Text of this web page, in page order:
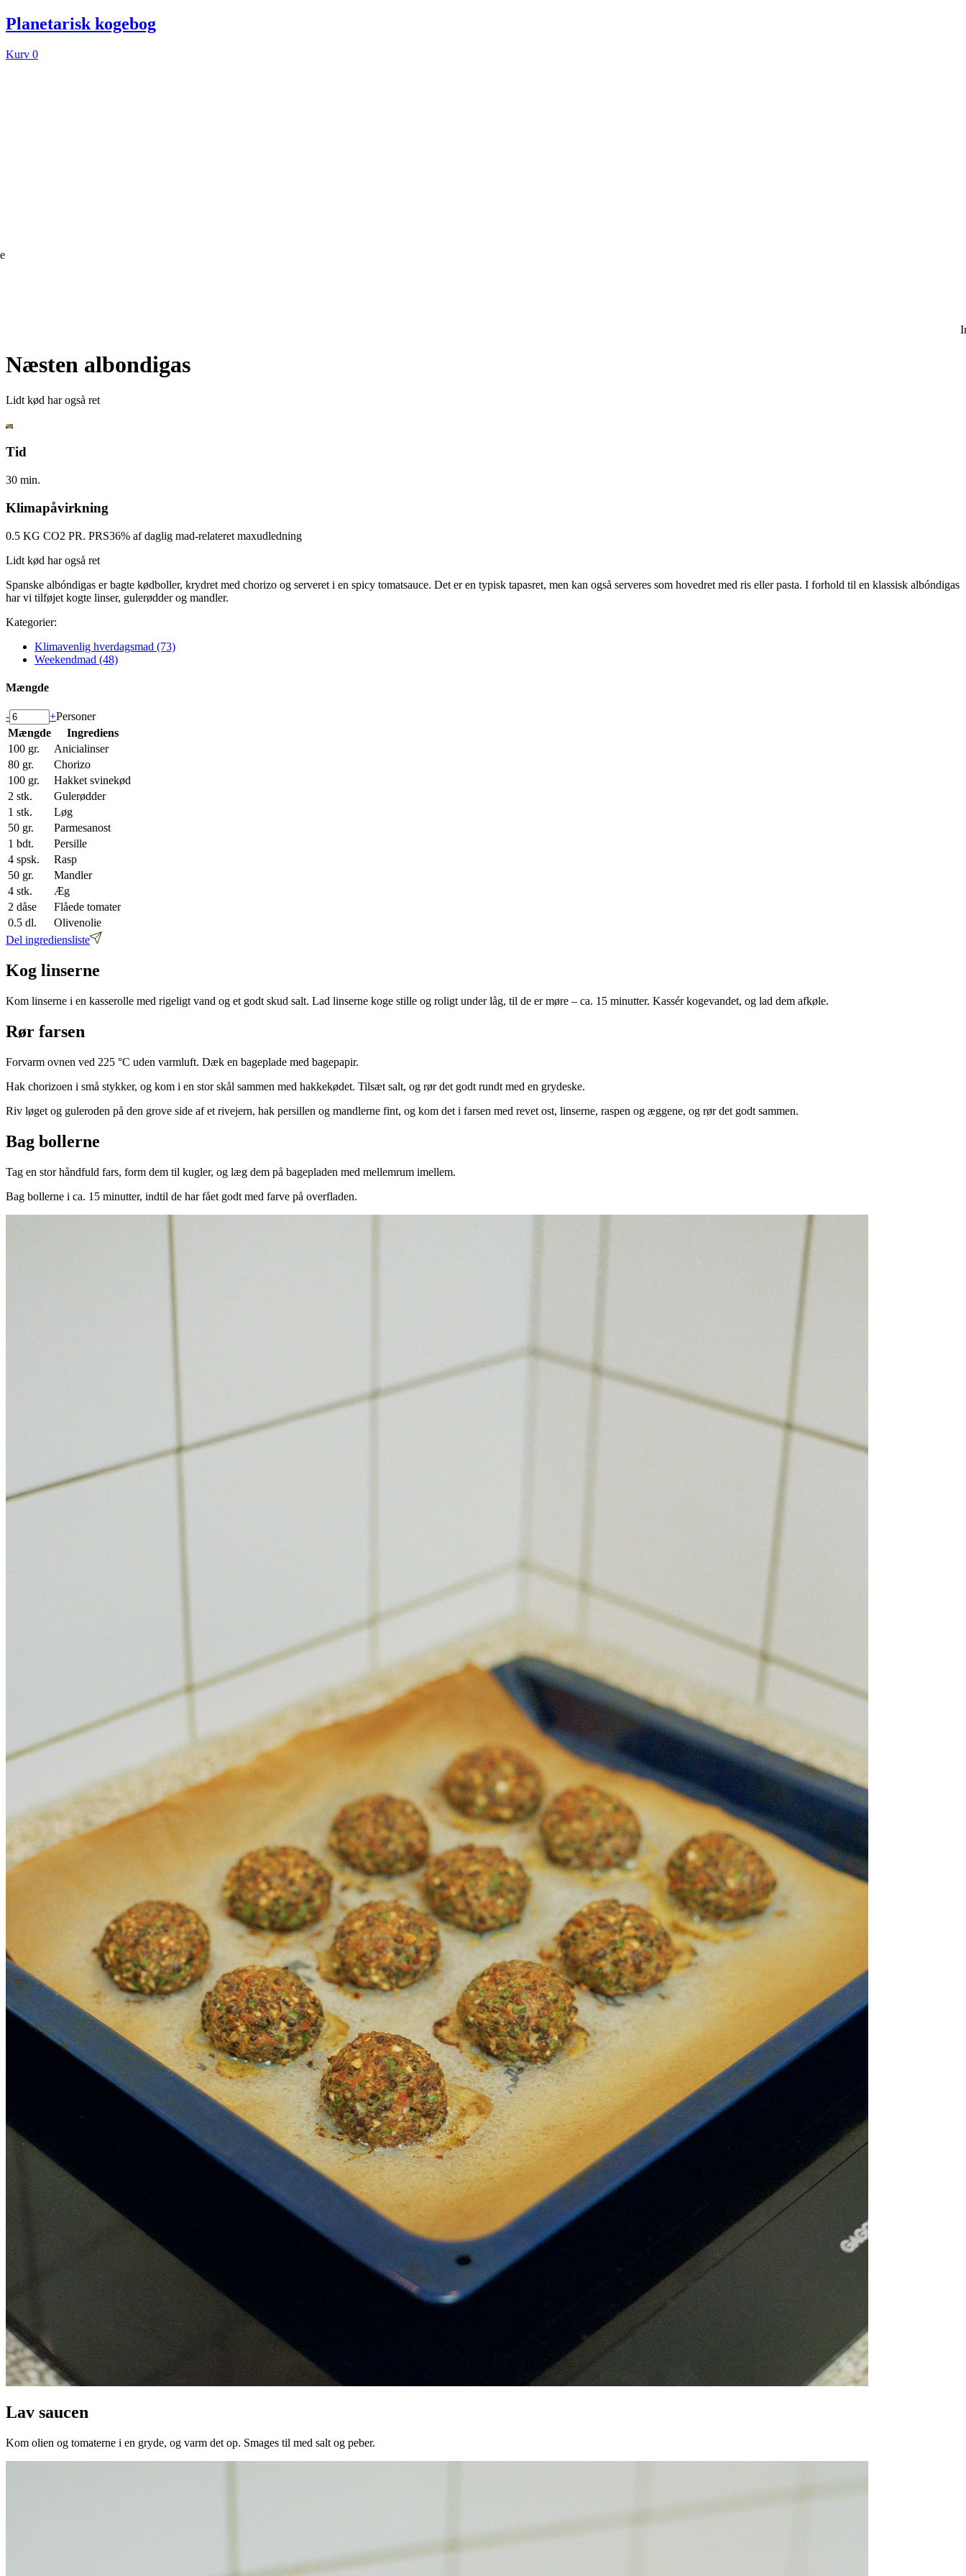
Planetarisk kogebog
Kurv 0
Næsten albondigas
Lidt kød har også ret
Tid
30 min.
Klimapåvirkning
0.5 KG CO2 PR. PRS36% af daglig mad-relateret maxudledning
Lidt kød har også ret
Spanske albóndigas er bagte kødboller, krydret med chorizo og serveret i en spicy tomatsauce. Det er en typisk tapasret, men kan også serveres som hovedret med ris eller pasta. I forhold til en klassisk albóndigas
har vi tilføjet kogte linser, gulerødder og mandler.
Kategorier:
Klimavenlig hverdagsmad (73)
Weekendmad (48)
Mængde
- +Personer
Mængde
Ingrediens
100 gr.
Anicialinser
80 gr.
Chorizo
100 gr.
Hakket svinekød
2 stk.
Gulerødder
1 stk.
Løg
50 gr.
Parmesanost
1 bdt.
Persille
4 spsk.
Rasp
50 gr.
Mandler
4 stk.
Æg
2 dåse
Flåede tomater
0.5 dl.
Olivenolie
Del ingrediensliste
Kog linserne
Kom linserne i en kasserolle med rigeligt vand og et godt skud salt. Lad linserne koge stille og roligt under låg, til de er møre – ca. 15 minutter. Kassér kogevandet, og lad dem afkøle.
Rør farsen
Forvarm ovnen ved 225 °C uden varmluft. Dæk en bageplade med bagepapir.
Hak chorizoen i små stykker, og kom i en stor skål sammen med hakkekødet. Tilsæt salt, og rør det godt rundt med en grydeske.
Riv løget og guleroden på den grove side af et rivejern, hak persillen og mandlerne fint, og kom det i farsen med revet ost, linserne, raspen og æggene, og rør det godt sammen.
Bag bollerne
Tag en stor håndfuld fars, form dem til kugler, og læg dem på bagepladen med mellemrum imellem.
Bag bollerne i ca. 15 minutter, indtil de har fået godt med farve på overfladen.
Lav saucen
Kom olien og tomaterne i en gryde, og varm det op. Smages til med salt og peber.